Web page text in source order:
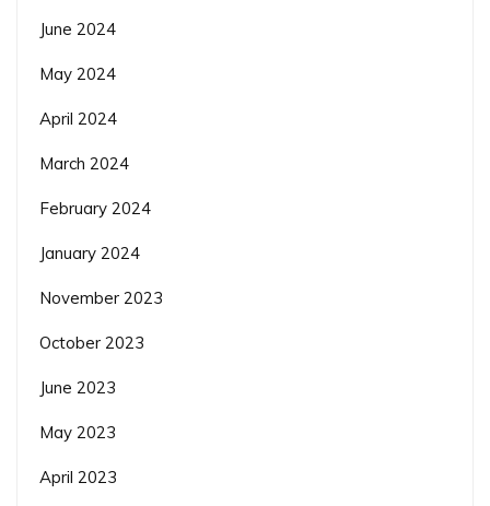
June 2024
May 2024
April 2024
March 2024
February 2024
January 2024
November 2023
October 2023
June 2023
May 2023
April 2023